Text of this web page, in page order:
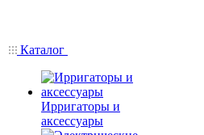
Каталог
Ирригаторы и
аксессуары